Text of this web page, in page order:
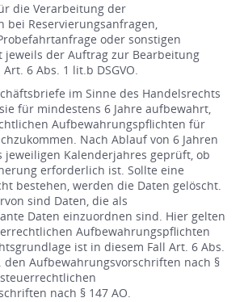
die Verarbeitung der
bei Reservierungsanfragen,
oder sonstigen
jeweils der Auftrag zur Bearbeitung
6 Abs. 1 lit.b DSGVO.
im Sinne des Handelsrechts
für mindestens 6 Jahre aufbewahrt,
Aufbewahrungspflichten für
Nach Ablauf von 6 Jahren
jeweiligen Kalenderjahres geprüft, ob
erforderlich ist. Sollte eine
bestehen, werden die Daten gelöscht.
sind Daten, die als
Daten einzuordnen sind. Hier gelten
Aufbewahrungspflichten
ist in diesem Fall Art. 6 Abs.
den Aufbewahrungsvorschriften nach §
nach § 147 AO.